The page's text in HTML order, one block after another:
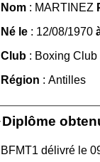
Nom : MARTINEZ
Né le : 12/08/1970
Club : Boxing
Région : Antilles
Diplôme
BFMT1 délivré le